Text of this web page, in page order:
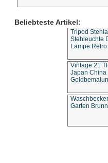
Beliebteste Artikel:
Tripod
Stehleuchte
Lampe
Vintage 21
Japan China
Garten